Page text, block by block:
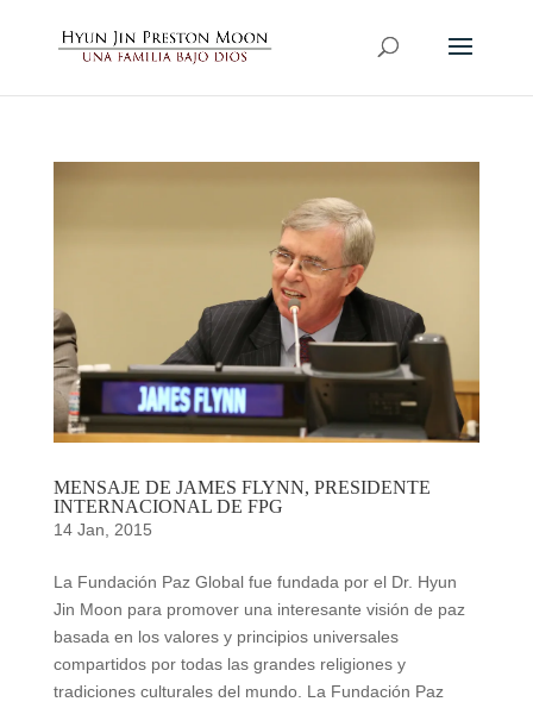
MENSAJE DE JAMES FLYNN, PRESIDENTE
INTERNACIONAL DE FPG
14 Jan, 2015
La Fundación Paz Global fue fundada por el Dr. Hyun
Jin Moon para promover una interesante visión de paz
basada en los valores y principios universales
compartidos por todas las grandes religiones y
tradiciones culturales del mundo. La Fundación Paz